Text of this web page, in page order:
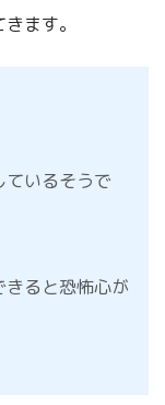
ます。
いるそうで
ると恐怖心が